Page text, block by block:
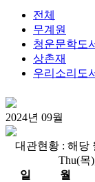
전체
무계원
청운문학도
상촌재
우리소리도
2024년 09월
대관현황 : 해당
Thu(목
일
월